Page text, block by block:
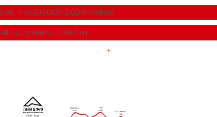
Des. + acumulat: 2.000 metres
Altitud màxima: 2040 m
+